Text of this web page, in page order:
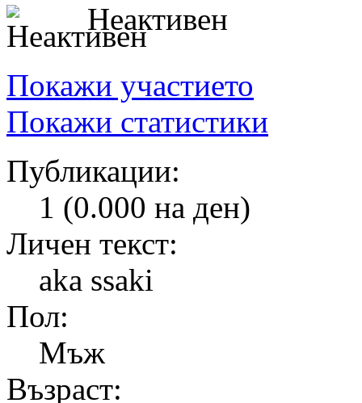
Неактивен
Покажи участието
Покажи статистики
Публикации:
1 (0.000 на ден)
Личен текст:
aka ssaki
Пол:
Мъж
Възраст: